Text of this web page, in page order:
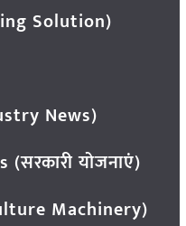
Solution)
News)
योजनाएं)
Machinery)